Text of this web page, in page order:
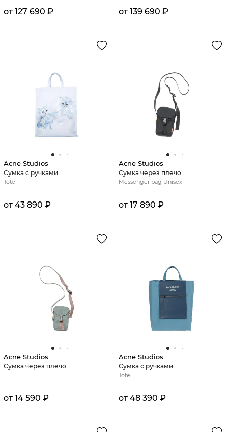
от 127 690 ₽ от 139 690 ₽
Acne Studios
Сумка с ручками
Tote
от 43 890 ₽
Acne Studios
Сумка через плечо
Messenger bag Unisex
от 17 890 ₽
Acne Studios
Сумка через плечо
от 14 590 ₽
Acne Studios
Сумка с ручками
Tote
от 48 390 ₽